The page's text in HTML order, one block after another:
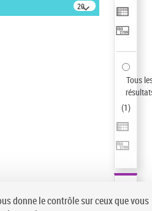
20
résultats/page
Tous
(1)
donne le contrôle sur ceux que vous